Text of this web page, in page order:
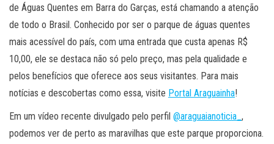
de Águas Quentes em Barra do Garças, está chamando a atenção
de todo o Brasil. Conhecido por ser o parque de águas quentes
mais acessível do país, com uma entrada que custa apenas R$
10,00, ele se destaca não só pelo preço, mas pela qualidade e
pelos benefícios que oferece aos seus visitantes. Para mais
notícias e descobertas como essa, visite Portal Araguainha!
Em um vídeo recente divulgado pelo perfil @araguaianoticia_ ,
podemos ver de perto as maravilhas que este parque proporciona.